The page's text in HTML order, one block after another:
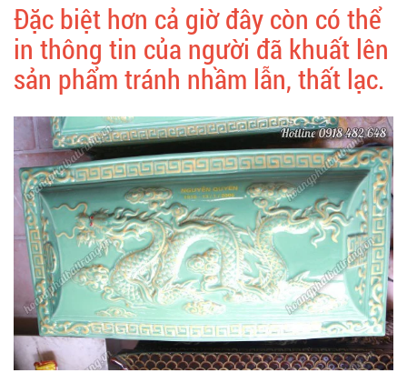
Đặc biệt hơn cả giờ đây còn có thể
in thông tin của người đã khuất lên
sản phẩm tránh nhầm lẫn, thất lạc.